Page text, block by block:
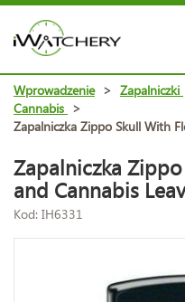
Wprowadzenie > Zapalniczki
Cannabis >
Zapalniczka Zippo Skull With
Zapalniczka
and Cannabis
Kod: IH6331